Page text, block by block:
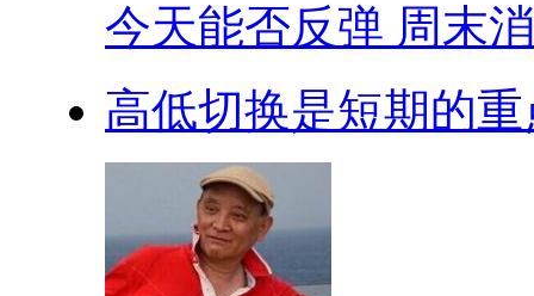
今天能否反弹 周末
高低切换是短期的重